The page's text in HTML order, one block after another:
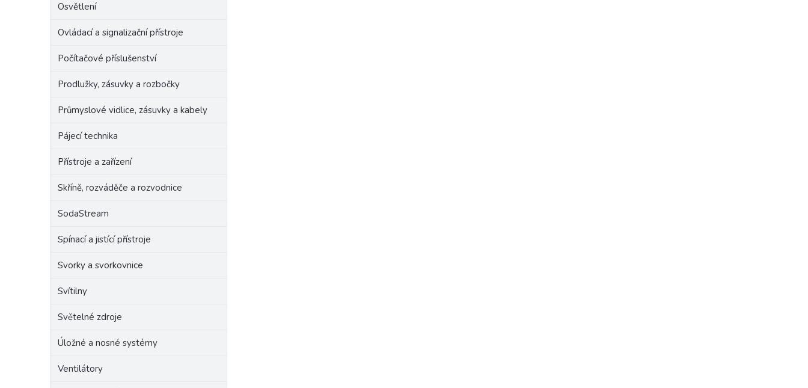
Osvětlení
Ovládací a signalizační přístroje
Počítačové příslušenství
Prodlužky, zásuvky a rozbočky
Průmyslové vidlice, zásuvky a kabely
Pájecí technika
Přístroje a zařízení
Skříně, rozváděče a rozvodnice
SodaStream
Spínací a jistící přístroje
Svorky a svorkovnice
Svítilny
Světelné zdroje
Úložné a nosné systémy
Ventilátory